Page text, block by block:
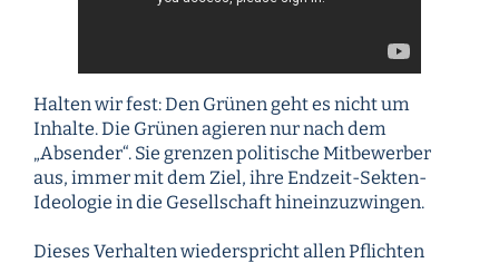
Halten wir fest: Den Grünen geht es nicht um
Inhalte. Die Grünen agieren nur nach dem
„Absender“. Sie grenzen politische Mitbewerber
aus, immer mit dem Ziel, ihre Endzeit-Sekten-
Ideologie in die Gesellschaft hineinzuzwingen.
Dieses Verhalten wiederspricht allen Pflichten